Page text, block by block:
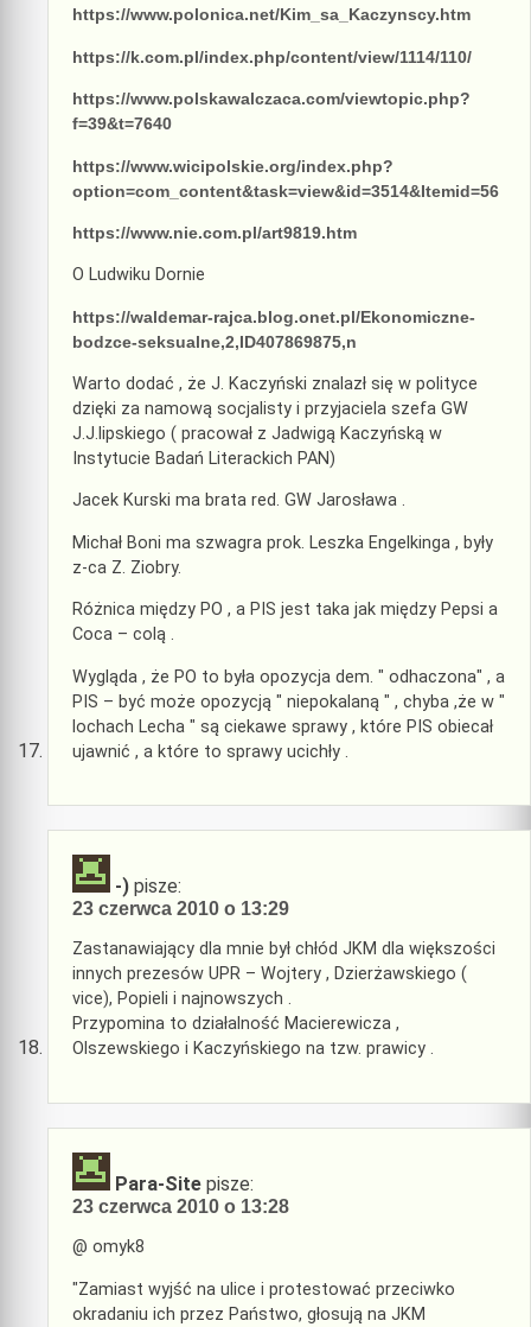
https://www.polonica.net/Kim_sa_Kaczynscy.htm
https://k.com.pl/index.php/content/view/1114/110/
https://www.polskawalczaca.com/viewtopic.php?
f=39&t=7640
https://www.wicipolskie.org/index.php?
option=com_content&task=view&id=3514&Itemid=56
https://www.nie.com.pl/art9819.htm
O Ludwiku Dornie
https://waldemar-rajca.blog.onet.pl/Ekonomiczne-
bodzce-seksualne,2,ID407869875,n
Warto dodać , że J. Kaczyński znalazł się w polityce
dzięki za namową socjalisty i przyjaciela szefa GW
J.J.lipskiego ( pracował z Jadwigą Kaczyńską w
Instytucie Badań Literackich PAN)
Jacek Kurski ma brata red. GW Jarosława .
Michał Boni ma szwagra prok. Leszka Engelkinga , były
z-ca Z. Ziobry.
Różnica między PO , a PIS jest taka jak między Pepsi a
Coca – colą .
Wygląda , że PO to była opozycja dem. " odhaczona" , a
PIS – być może opozycją " niepokalaną " , chyba ,że w "
lochach Lecha " są ciekawe sprawy , które PIS obiecał
ujawnić , a które to sprawy ucichły .
-) pisze:
23 czerwca 2010 o 13:29
Zastanawiający dla mnie był chłód JKM dla większości
innych prezesów UPR – Wojtery , Dzierżawskiego (
vice), Popieli i najnowszych .
Przypomina to działalność Macierewicza ,
Olszewskiego i Kaczyńskiego na tzw. prawicy .
Para-Site pisze:
23 czerwca 2010 o 13:28
@ omyk8
"Zamiast wyjść na ulice i protestować przeciwko
okradaniu ich przez Państwo, głosują na JKM